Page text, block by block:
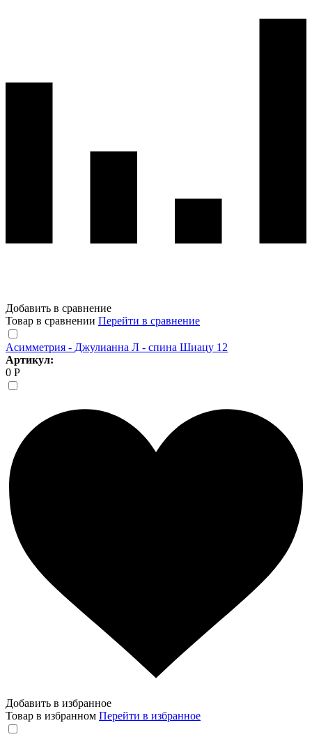
Добавить в сравнение
Товар в сравнении Перейти в сравнение
Асимметрия - Джулианна Л - спина Шиацу 12
Артикул:
0 Р
Добавить в избранное
Товар в избранном Перейти в избранное